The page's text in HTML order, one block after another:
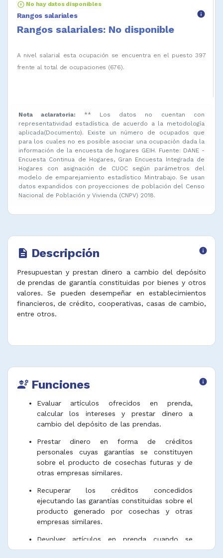
arrow_circle_up No hay datos disponibles
Rangos salariales info
Rangos salariales: No disponible
A nivel salarial esta ocupación se encuentra en el puesto 397
frente al total de ocupaciones (676).
Nota aclaratoria:
** Los datos no cuentan con
representatividad estadística de acuerdo a la metodología
aplicada(Documento). Existe un número de ocupados que
para los cuales no es posible asociar una ocupación dada la
información de la encuesta de hogares GEIH. Fuente: DANE -
Encuesta Continua de Hogares, Gran Encuesta Integrada de
Hogares con asignación de CUOC según parámetros del
modelo de emparejamiento estadístico Mintrabajo. Se usan
datos expandidos con proyecciones de población del Censo
Nacional de Población y Vivienda (CNPV) 2018.
description Descripción info
Presupuestan y prestan dinero a cambio del depósito
de prendas de garantía constituidas por bienes y otros
valores. Se pueden desempeñar en establecimientos
financieros, de crédito, cooperativas, casas de cambio,
entre otros.
engineering Funciones info
Evaluar artículos ofrecidos en prenda,
calcular los intereses y prestar dinero a
cambio del depósito de las prendas.
Prestar dinero en forma de créditos
personales cuyas garantías se constituyen
sobre el producto de cosechas futuras y de
otras empresas similares.
Recuperar los créditos concedidos
ejecutando las garantías constituidas sobre el
producto generado por cosechas y otras
empresas similares.
Devolver artículos en prenda cuando se
reembolsen los préstamos o, en caso de